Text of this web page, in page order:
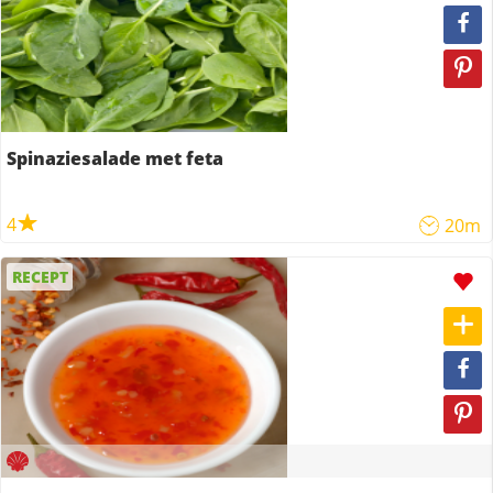
Spinaziesalade met feta
4 20m
RECEPT